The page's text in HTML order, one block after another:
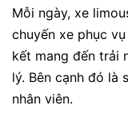
Mỗi ngày, xe
chuyến xe phục
kết mang đến trải
lý. Bên cạnh đó là
nhân viên.